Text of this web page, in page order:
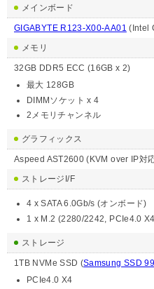
メインボード
GIGABYTE R123-X00-AA01 (Intel
メモリ
32GB DDR5 ECC (16GB x 2)
最大 128GB
DIMMソケット x 4
2メモリチャンネル
グラフィックス
Aspeed AST2600 (KVM over IP対
ストレージI/F
4 x SATA 6.0Gb/s (オンボード)
1 x M.2 (2280/2242, PCIe4.0
ストレージ
1TB NVMe SSD (Samsung SSD
PCIe4.0 X4